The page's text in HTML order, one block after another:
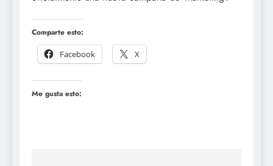
Comparte esto:
Facebook
X
Me gusta esto: